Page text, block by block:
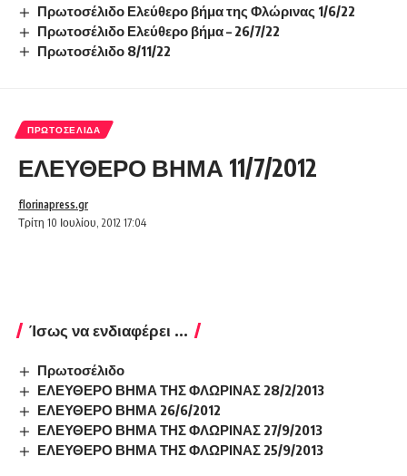
Πρωτοσέλιδο Ελεύθερο βήμα της Φλώρινας 1/6/22
Πρωτοσέλιδο Ελεύθερο βήμα – 26/7/22
Πρωτοσέλιδο 8/11/22
ΠΡΩΤΟΣΈΛΙΔΑ
ΕΛΕΥΘΕΡΟ ΒΗΜΑ 11/7/2012
Τρίτη 10 Ιουλίου, 2012 17:04
florinapress.gr
Ίσως να ενδιαφέρει ...
Πρωτοσέλιδο
ΕΛΕΥΘΕΡΟ ΒΗΜΑ ΤΗΣ ΦΛΩΡΙΝΑΣ 28/2/2013
ΕΛΕΥΘΕΡΟ ΒΗΜΑ 26/6/2012
ΕΛΕΥΘΕΡΟ ΒΗΜΑ ΤΗΣ ΦΛΩΡΙΝΑΣ 27/9/2013
ΕΛΕΥΘΕΡΟ ΒΗΜΑ ΤΗΣ ΦΛΩΡΙΝΑΣ 25/9/2013